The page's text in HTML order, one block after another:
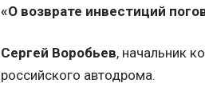
«О возврате инвестиций
Сергей Воробьев, начальник
российского автодрома.